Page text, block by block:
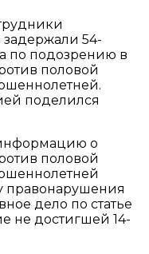
задержали 54-
по подозрению в
половой
поделился
о
половой
правонарушения
дело по статье
не достигшей 14-